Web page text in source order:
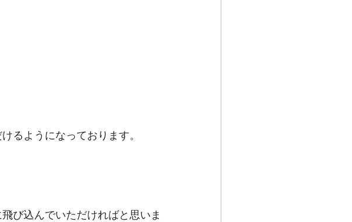
るようになっております。
び込んでいただければと思いま